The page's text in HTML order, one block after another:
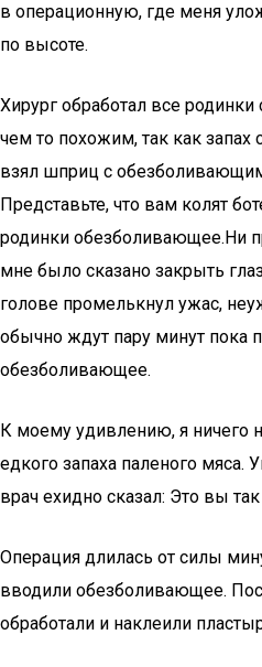
в операционную, где меня
по высоте.
Хирург обработал все
чем то похожим, так как
взял шприц с
Представьте, что вам колят
родинки обезболивающее.Ни
мне было сказано закрыть
голове промелькнул ужас,
обычно ждут пару минут пока
обезболивающее.
К моему удивлению, я ничего
едкого запаха паленого мяса.
врач ехидно сказал: Это вы так
Операция длилась от силы
вводили обезболивающее.
обработали и наклеили